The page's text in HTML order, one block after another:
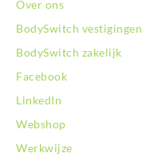
BodySwitch Zwolle
Over ons
BodySwitch vestigingen
BodySwitch zakelijk
Facebook
LinkedIn
Webshop
Werkwijze